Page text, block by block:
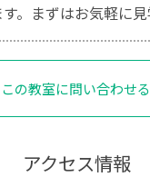
。まずはお気軽に
この教室に問い合わせる
アクセス情報